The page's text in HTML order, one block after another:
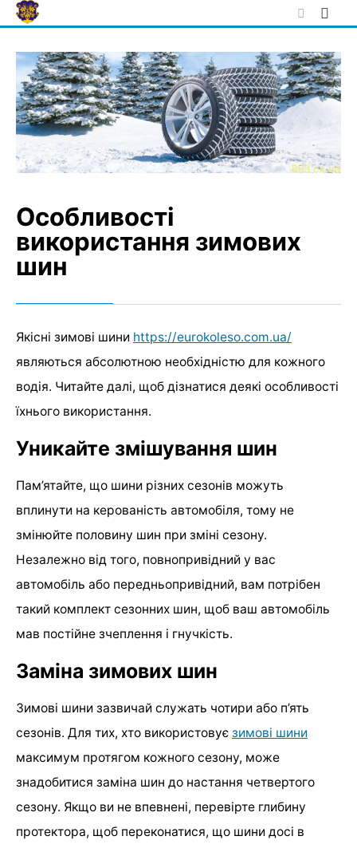
Skip
to
Особливості
використання зимових
шин
Якісні зимові шини https://eurokoleso.com.ua/
являються абсолютною необхідністю для кожного
водія. Читайте далі, щоб дізнатися деякі особливості
їхнього використання.
Уникайте змішування шин
Пам’ятайте, що шини різних сезонів можуть
вплинути на керованість автомобіля, тому не
змінюйте половину шин при зміні сезону.
Незалежно від того, повнопривідний у вас
автомобіль або передньопривідний, вам потрібен
такий комплект сезонних шин, щоб ваш автомобіль
мав постійне зчеплення і гнучкість.
Заміна зимових шин
Зимові шини зазвичай служать чотири або п’ять
сезонів. Для тих, хто використовує зимові шини
максимум протягом кожного сезону, може
знадобитися заміна шин до настання четвертого
сезону. Якщо ви не впевнені, перевірте глибину
протектора, щоб переконатися, що шини досі в